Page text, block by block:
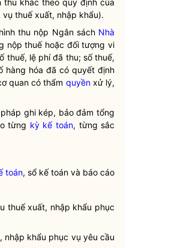
khác theo quy định của
vụ thuế xuất, nhập khẩu).
thu nộp Ngân sách Nhà
nộp thuế hoặc đối tượng vi
thuế, lệ phí đã thu; số thuế,
hàng hóa đã có quyết định
quan có thẩm quyềnxử lý,
ghi kép, bảo đảm tổng
từng kỳ kế toán, từng sắc
toán, sổ kế toán và báo cáo
thuế xuất, nhập khẩu phục
khẩu phục vụ yêu cầu